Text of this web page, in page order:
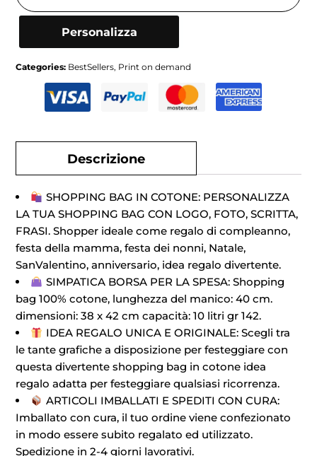
Personalizza
Categories: BestSellers, Print on demand
Descrizione
SHOPPING BAG IN COTONE: PERSONALIZZA
LA TUA SHOPPING BAG CON LOGO, FOTO, SCRITTA,
FRASI. Shopper ideale come regalo di compleanno,
festa della mamma, festa dei nonni, Natale,
SanValentino, anniversario, idea regalo divertente.
SIMPATICA BORSA PER LA SPESA: Shopping
bag 100% cotone, lunghezza del manico: 40 cm.
dimensioni: 38 x 42 cm capacità: 10 litri gr 142.
IDEA REGALO UNICA E ORIGINALE: Scegli tra
le tante grafiche a disposizione per festeggiare con
questa divertente shopping bag in cotone idea
regalo adatta per festeggiare qualsiasi ricorrenza.
ARTICOLI IMBALLATI E SPEDITI CON CURA:
Imballato con cura, il tuo ordine viene confezionato
in modo essere subito regalato ed utilizzato.
Spedizione in 2-4 giorni lavorativi.